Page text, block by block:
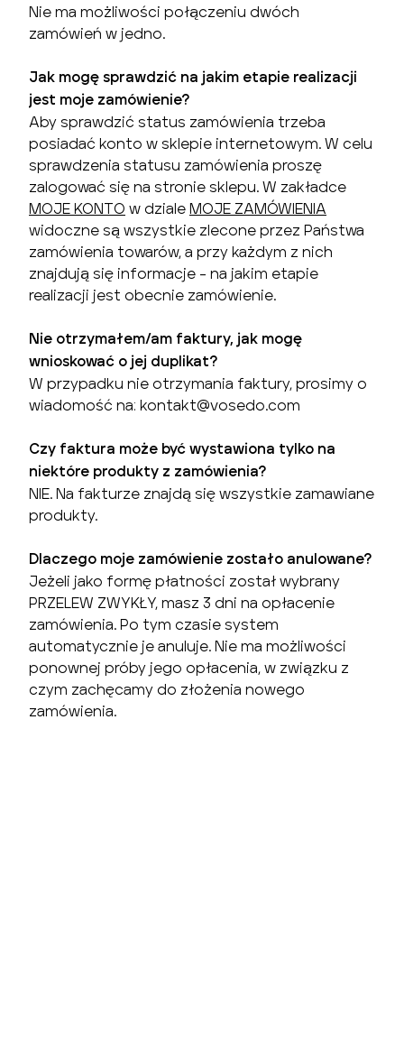
Nie ma możliwości połączeniu dwóch
zamówień w jedno.
Jak mogę sprawdzić na jakim etapie realizacji
jest moje zamówienie?
Aby sprawdzić status zamówienia trzeba
posiadać konto w sklepie internetowym. W celu
sprawdzenia statusu zamówienia proszę
zalogować się na stronie sklepu. W zakładce
MOJE KONTO w dziale MOJE ZAMÓWIENIA
widoczne są wszystkie zlecone przez Państwa
zamówienia towarów, a przy każdym z nich
znajdują się informacje - na jakim etapie
realizacji jest obecnie zamówienie.
Nie otrzymałem/am faktury, jak mogę
wnioskować o jej duplikat?
W przypadku nie otrzymania faktury, prosimy o
wiadomość na: kontakt@vosedo.com
Czy faktura może być wystawiona tylko na
niektóre produkty z zamówienia?
NIE. Na fakturze znajdą się wszystkie zamawiane
produkty.
Dlaczego moje zamówienie zostało anulowane?
Jeżeli jako formę płatności został wybrany
PRZELEW ZWYKŁY, masz 3 dni na opłacenie
zamówienia. Po tym czasie system
automatycznie je anuluje. Nie ma możliwości
ponownej próby jego opłacenia, w związku z
czym zachęcamy do złożenia nowego
zamówienia.